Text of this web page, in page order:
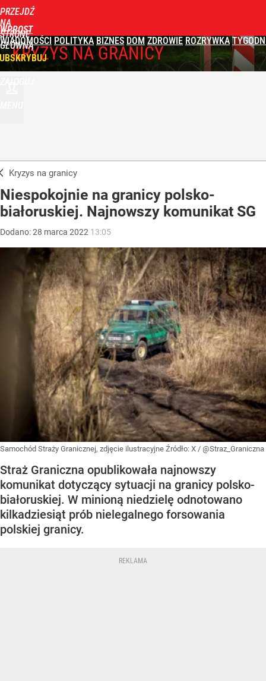
PRZEJDŹ
NA
STRONĘ
GŁÓWNĄ
WPROST
WIADOMOŚCI POLITYKA BIZNES DOM ZDROWIE ROZRYWKA
KRYZYS NA GRANICY
Kryzys na granicy
Niespokojnie na granicy polsko-
białoruskiej. Najnowszy komunikat SG
Dodano:28 marca 2022 13:05
Samochód Straży Granicznej, zdjęcie ilustracyjne Źródło: X / @Straz_Graniczna
Straż Graniczna opublikowała najnowszy
komunikat dotyczący sytuacji na granicy polsko-
białoruskiej. W minioną niedzielę odnotowano
kilkadziesiąt prób nielegalnego forsowania
polskiej granicy.